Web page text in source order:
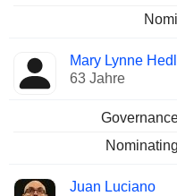
Mary Lynne
63 Jahre
Juan Luciano